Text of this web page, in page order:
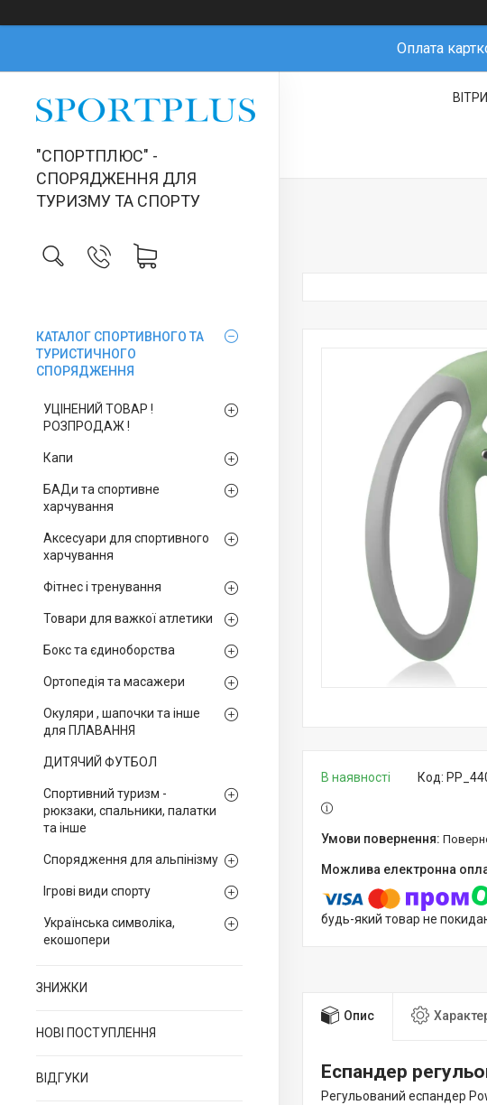
Оплата
"СПОРТПЛЮС" -
СПОРЯДЖЕННЯ ДЛЯ
ТУРИЗМУ ТА СПОРТУ
КАТАЛОГ СПОРТИВНОГО ТА
ТУРИСТИЧНОГО
СПОРЯДЖЕННЯ
УЦІНЕНИЙ ТОВАР !
РОЗПРОДАЖ !
Капи
БАДи та спортивне
харчування
Аксесуари для спортивного
харчування
Фітнес і тренування
Товари для важкої атлетики
Бокс та єдиноборства
Ортопедія та масажери
Окуляри , шапочки та інше
для ПЛАВАННЯ
ДИТЯЧИЙ ФУТБОЛ
Спортивний туризм -
рюкзаки, спальники, палатки
та інше
Спорядження для альпінізму
Ігрові види спорту
Українська символіка,
екошопери
ЗНИЖКИ
НОВІ ПОСТУПЛЕННЯ
ВІДГУКИ
В наявності Код:
будь-який товар не
Опис
Еспандер
Регульований еспандер